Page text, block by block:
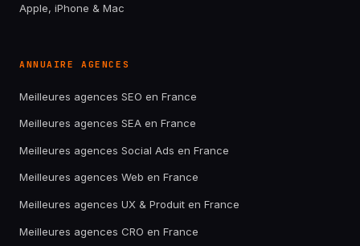
Apple, iPhone & Mac
ANNUAIRE AGENCES
Meilleures agences SEO en France
Meilleures agences SEA en France
Meilleures agences Social Ads en France
Meilleures agences Web en France
Meilleures agences UX & Produit en France
Meilleures agences CRO en France